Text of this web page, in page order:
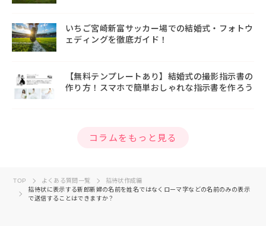
いちご宮崎新富サッカー場での結婚式・フォトウ
ェディングを徹底ガイド！
【無料テンプレートあり】結婚式の撮影指示書の
作り方！スマホで簡単おしゃれな指示書を作ろう
コラムをもっと見る
TOP よくある質問一覧
招待状作成編
招待状に表示する新郎新婦の名前を姓名ではなくローマ字などの名前のみの表示
で送信することはできますか？